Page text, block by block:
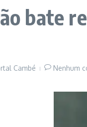
bate
Cambé Nenhum